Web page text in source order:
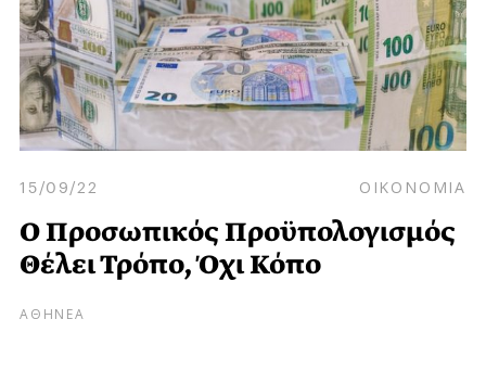
15/09/22 ΟΙΚΟΝΟΜΙΑ
Ο Προσωπικός Προϋπολογισμός
Θέλει Τρόπο, Όχι Κόπο
ΑΘΗΝΕΑ